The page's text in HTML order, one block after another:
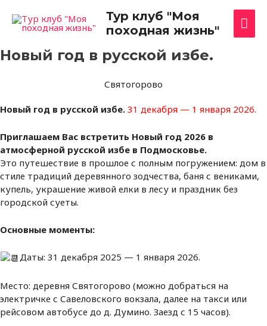
содержимому
Тур клуб "Моя
походная жизнь"
Новый год в русской избе.
Святогорово
Новый год в русской избе. 31 декабря — 1 января 2026.
Приглашаем Вас встретить Новый год 2026 в
атмосферной русской избе в Подмосковье.
Это путешествие в прошлое с полным погружением: дом в
стиле традиций деревянного зодчества, баня с вениками,
купель, украшение живой елки в лесу и праздник без
городской суеты.
Основные моменты:
Даты: 31 декабря 2025 — 1 января 2026.
Место: деревня Святогорово (можно добраться на
электричке с Савеловского вокзала, далее на такси или
рейсовом автобусе до д. Думино. Заезд с 15 часов).